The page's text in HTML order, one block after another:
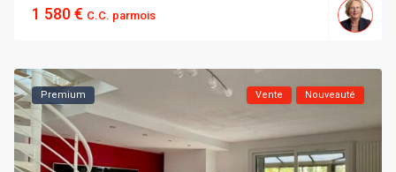
1 580 € C.C. parmois
Premium Vente Nouveauté